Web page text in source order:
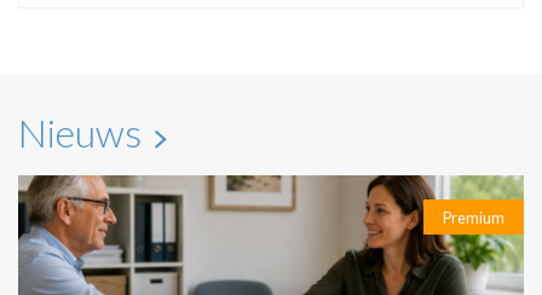
Nieuws
Premium